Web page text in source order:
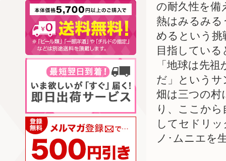
の耐久性を備
熱はみるみる
めるという挑
目指してい
「地球は先
だ」という
畑は三つの村
り、ここか
してセドリ
ノ･ムニエを